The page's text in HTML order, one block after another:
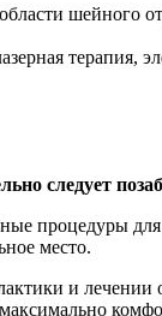
шейного
терапия,
следует
процедуры
место.
и лечении